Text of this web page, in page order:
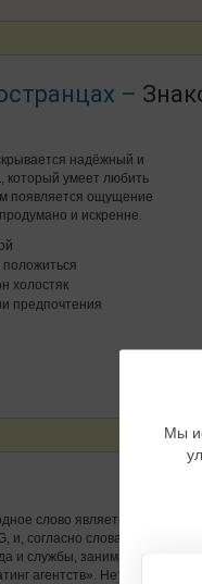
–
надёжный и
который умеет любить
появляется ощущение
и искренне.
холостяк
предпочтения
слово является, в
и, согласно словарю,
и службы, занимающиеся
агентств». Нет, мы не
Мы